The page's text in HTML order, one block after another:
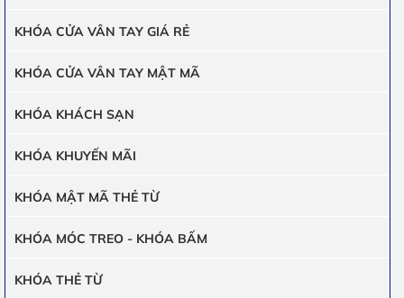
KHÓA CỬA VÂN TAY GIÁ RẺ
KHÓA CỬA VÂN TAY MẬT MÃ
KHÓA KHÁCH SẠN
KHÓA KHUYẾN MÃI
KHÓA MẬT MÃ THẺ TỪ
KHÓA MÓC TREO - KHÓA BẤM
KHÓA THẺ TỪ